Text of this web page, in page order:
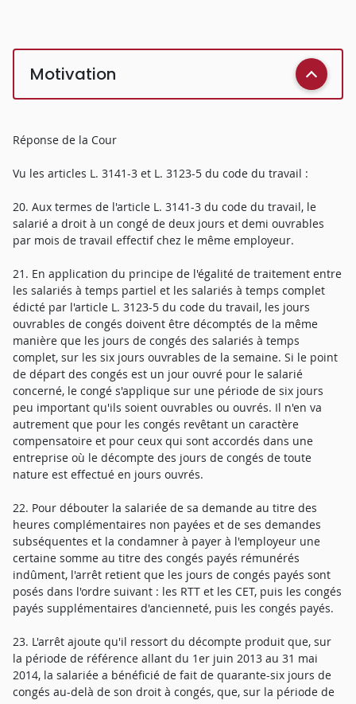
Motivation
Réponse de la Cour
Vu les articles L. 3141-3 et L. 3123-5 du code du travail :
20. Aux termes de l'article L. 3141-3 du code du travail, le
salarié a droit à un congé de deux jours et demi ouvrables
par mois de travail effectif chez le même employeur.
21. En application du principe de l'égalité de traitement entre
les salariés à temps partiel et les salariés à temps complet
édicté par l'article L. 3123-5 du code du travail, les jours
ouvrables de congés doivent être décomptés de la même
manière que les jours de congés des salariés à temps
complet, sur les six jours ouvrables de la semaine. Si le point
de départ des congés est un jour ouvré pour le salarié
concerné, le congé s'applique sur une période de six jours
peu important qu'ils soient ouvrables ou ouvrés. Il n'en va
autrement que pour les congés revêtant un caractère
compensatoire et pour ceux qui sont accordés dans une
entreprise où le décompte des jours de congés de toute
nature est effectué en jours ouvrés.
22. Pour débouter la salariée de sa demande au titre des
heures complémentaires non payées et de ses demandes
subséquentes et la condamner à payer à l'employeur une
certaine somme au titre des congés payés rémunérés
indûment, l'arrêt retient que les jours de congés payés sont
posés dans l'ordre suivant : les RTT et les CET, puis les congés
payés supplémentaires d'ancienneté, puis les congés payés.
23. L'arrêt ajoute qu'il ressort du décompte produit que, sur
la période de référence allant du 1er juin 2013 au 31 mai
2014, la salariée a bénéficié de fait de quarante-six jours de
congés au-delà de son droit à congés, que, sur la période de